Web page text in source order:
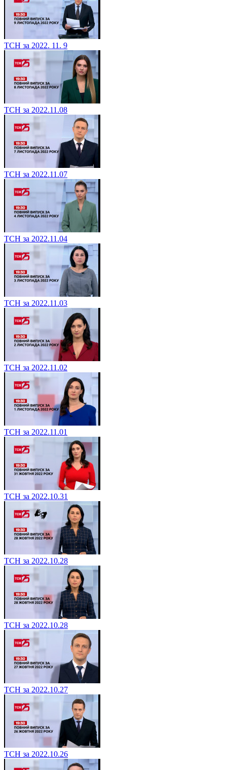
ТСН за 2022. 11. 9
ТСН за 2022.11.08
ТСН за 2022.11.07
ТСН за 2022.11.04
ТСН за 2022.11.03
ТСН за 2022.11.02
ТСН за 2022.11.01
ТСН за 2022.10.31
ТСН за 2022.10.28
ТСН за 2022.10.28
ТСН за 2022.10.27
ТСН за 2022.10.26